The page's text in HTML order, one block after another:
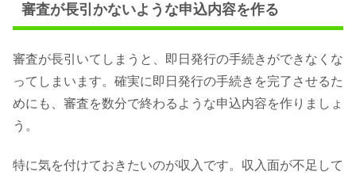
審査が長引かないような申込内容を作る
審査が長引いてしまうと、即日発行の手続きができなくな
ってしまいます。確実に即日発行の手続きを完了させるた
めにも、審査を数分で終わるような申込内容を作りましょ
う。
特に気を付けておきたいのが収入です。収入面が不足して